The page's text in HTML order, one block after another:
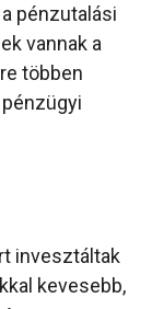
pénzutalási
vannak a
többen
invesztáltak
kevesebb,